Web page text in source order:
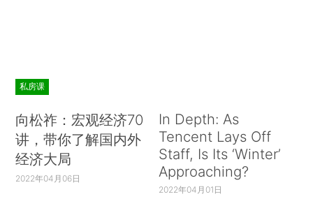
高管策划了一场大规模的投标操纵计划，为政界人
士提供了一笔竞选贿赂基金，同时为腐败的内部人
士提供了丰厚的报酬。（*6.What Is the Petrobras
Scandal that Is Engulfing Brazil?，FIN. TIMES，
Mar. 31，2016，https：//www. ft.
私房课
向松祚：宏观经济70
讲，带你了解国内外
经济大局
2022年04月06日
In Depth: As
Tencent Lays Off
Staff, Is Its ‘Winter’
Approaching?
2022年04月01日